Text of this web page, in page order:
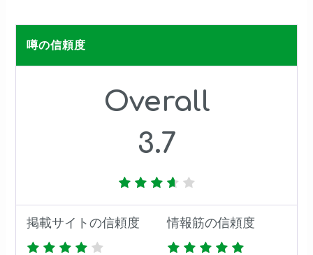
噂の信頼度
Overall
3.7
掲載サイトの信頼度 情報筋の信頼度